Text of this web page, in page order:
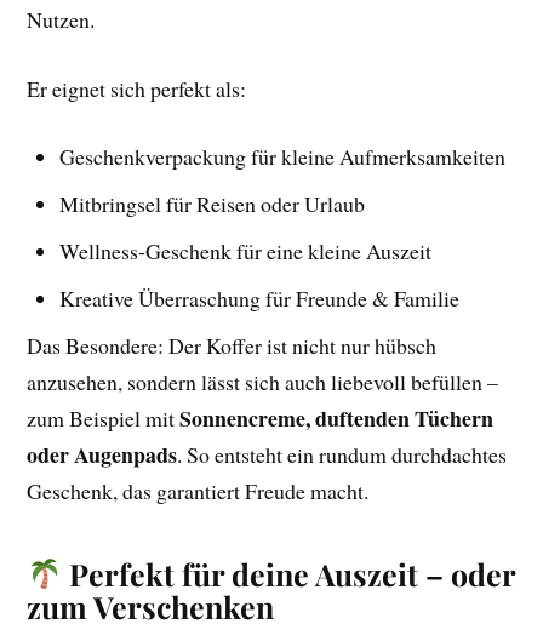
Nutzen.
Er eignet sich perfekt als:
Geschenkverpackung für kleine Aufmerksamkeiten
Mitbringsel für Reisen oder Urlaub
Wellness-Geschenk für eine kleine Auszeit
Kreative Überraschung für Freunde & Familie
Das Besondere: Der Koffer ist nicht nur hübsch
anzusehen, sondern lässt sich auch liebevoll befüllen –
zum Beispiel mitSonnencreme, duftenden Tüchern
oder Augenpads. So entsteht ein rundum durchdachtes
Geschenk, das garantiert Freude macht.
Perfekt für deine Auszeit – oder
zum Verschenken